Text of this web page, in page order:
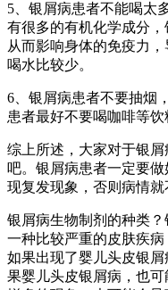
5、银屑病患者不能喝太
有很多的有机化学成分，
从而影响身体的免疫力
喝水比较少。
6、银屑病患者不要抽烟
患者最好不要喝咖啡等饮
综上所述，大家对于银
吧。银屑病患者一定要
现复发现象，否则病情就
银屑病生物制剂的种类
一种比较严重的皮肤疾病
如果出现了婴儿头皮银
果婴儿头皮银屑病，也